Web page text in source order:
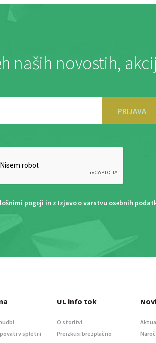
naših novostih,
PRIJAVA
pogoji in z Izjavo o varstvu osebnih
v spletni
UL info tok
O storitvi
Preizkusi brezplačno